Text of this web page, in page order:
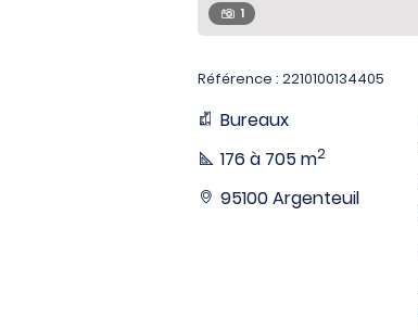
1
Référence : 2210100134405
Bureaux
176 à 705 m2
95100 Argenteuil